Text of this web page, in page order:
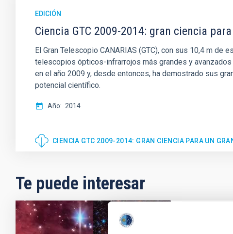
EDICIÓN
Ciencia GTC 2009-2014: gran ciencia
El Gran Telescopio CANARIAS (GTC), con sus 10,4 m de
telescopios ópticos-infrarrojos más grandes y
en el año 2009 y, desde entonces, ha demostrado sus
potencial científico.
Año 2014
CIENCIA GTC 2009-2014: GRAN CIENCIA PARA UN
Te puede interesar